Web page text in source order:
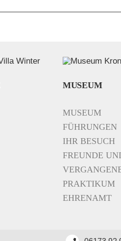
MUSEUM
MUSEUM
FÜHRUNGEN
IHR BESUCH
FREUNDE
PRAKTIKUM
EHRENAMT